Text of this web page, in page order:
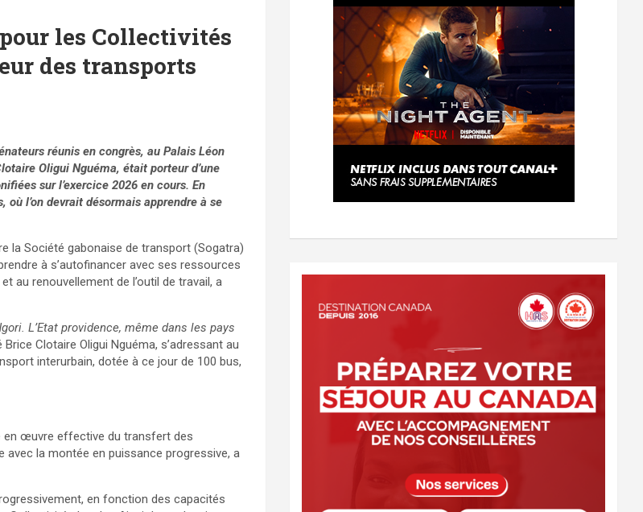
les Collectivités
des transports
réunis en congrès, au Palais Léon
Oligui Nguéma, était porteur d’une
sur l’exercice 2026 en cours. En
l’on devrait désormais apprendre à se
la Société gabonaise de transport (Sogatra)
à s’autofinancer avec ses ressources
au renouvellement de l’outil de travail, a
L’Etat providence, même dans les pays
Brice Clotaire Oligui Nguéma, s’adressant au
interurbain, dotée à ce jour de 100 bus,
en œuvre effective du transfert des
la montée en puissance progressive, a
en fonction des capacités